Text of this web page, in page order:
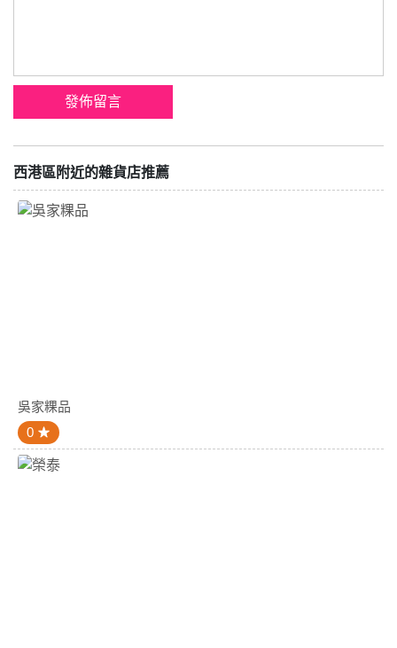
西港區附近的雜貨店推薦
吳家粿品
0